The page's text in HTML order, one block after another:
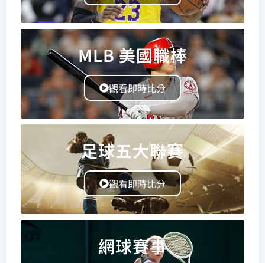
MLB 美國職棒
觀看即時比分
足球五大聯賽
觀看即時比分
網球賽事